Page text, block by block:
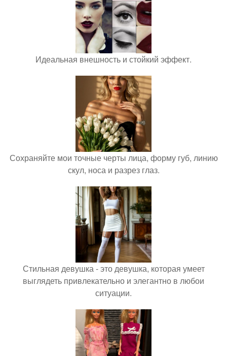
Идеальная внешность и стойкий эффект.
Сохраняйте мои точные черты лица, форму губ, линию
скул, носа и разрез глаз.
Стильная девушка - это девушка, которая умеет
выглядеть привлекательно и элегантно в любои
ситуации.